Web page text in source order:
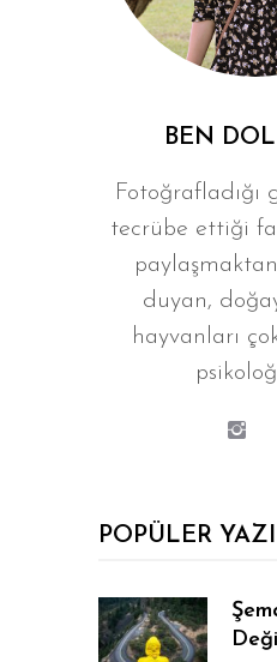
BEN
Fotoğrafladığı
tecrübe ettiği
duyan,
hayvanları
POPÜLER